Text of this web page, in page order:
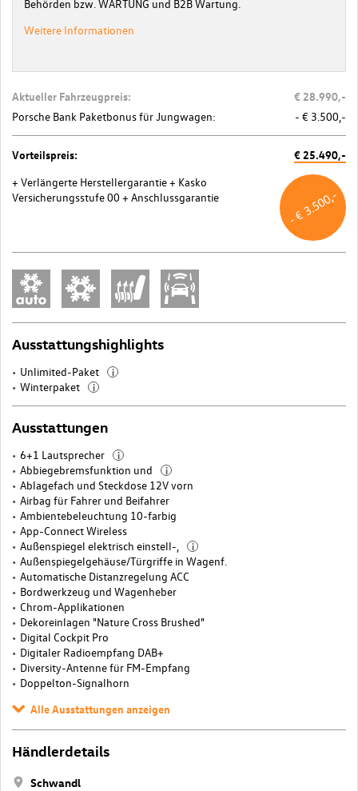
Behörden bzw. WARTUNG und B2B Wartung.
Weitere Informationen
Aktueller Fahrzeugpreis: € 28.990,-
Porsche Bank Paketbonus für Jungwagen: - € 3.500,-
Vorteilspreis: € 25.490,-
+ Verlängerte Herstellergarantie+ Kasko
Versicherungsstufe 00 + Anschlussgarantie - € 3.500,-
Ausstattungshighlights
Unlimited-Paket i
Winterpaket i
Ausstattungen
6+1 Lautsprecher i
Abbiegebremsfunktion und i
Ablagefach und Steckdose 12V vorn
Airbag für Fahrer und Beifahrer
Ambientebeleuchtung 10-farbig
App-Connect Wireless
Außenspiegel elektrisch einstell-,
i
Außenspiegelgehäuse/Türgriffe in Wagenf.
Automatische Distanzregelung ACC
Bordwerkzeug und Wagenheber
Chrom-Applikationen
Dekoreinlagen "Nature Cross Brushed"
Digital Cockpit Pro
Digitaler Radioempfang DAB+
Diversity-Antenne für FM-Empfang
Doppelton-Signalhorn
Alle Ausstattungen anzeigen
Händlerdetails
Schwandl